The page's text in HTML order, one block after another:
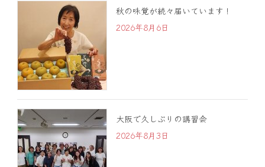
秋の味覚が続々届いています！
2026年8月6日
大阪で久しぶりの講習会
2026年8月3日